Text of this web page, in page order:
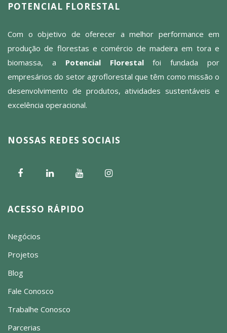
POTENCIAL FLORESTAL
Com o objetivo de oferecer a melhor performance em
produção de florestas e comércio de madeira em tora e
biomassa, a Potencial Florestalfoi fundada por
empresários do setor agroflorestal que têm como missão o
desenvolvimento de produtos, atividades sustentáveis e
excelência operacional.
NOSSAS REDES SOCIAIS
ACESSO RÁPIDO
Negócios
Projetos
Blog
Fale Conosco
Trabalhe Conosco
Parcerias